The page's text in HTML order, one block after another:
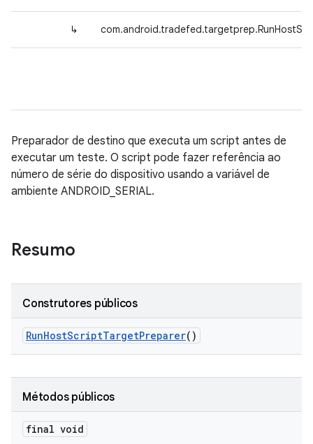
↳
Preparador de destino que executa um script antes de
executar um teste. O script pode fazer referência ao
número de série do dispositivo usando a variável de
ambiente ANDROID_SERIAL.
Resumo
Construtores públicos
RunHostScriptTargetPreparer()
Métodos públicos
final void